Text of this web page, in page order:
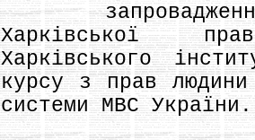
запровадження
Харківської
Харківського
курсу з прав
системи МВС України.